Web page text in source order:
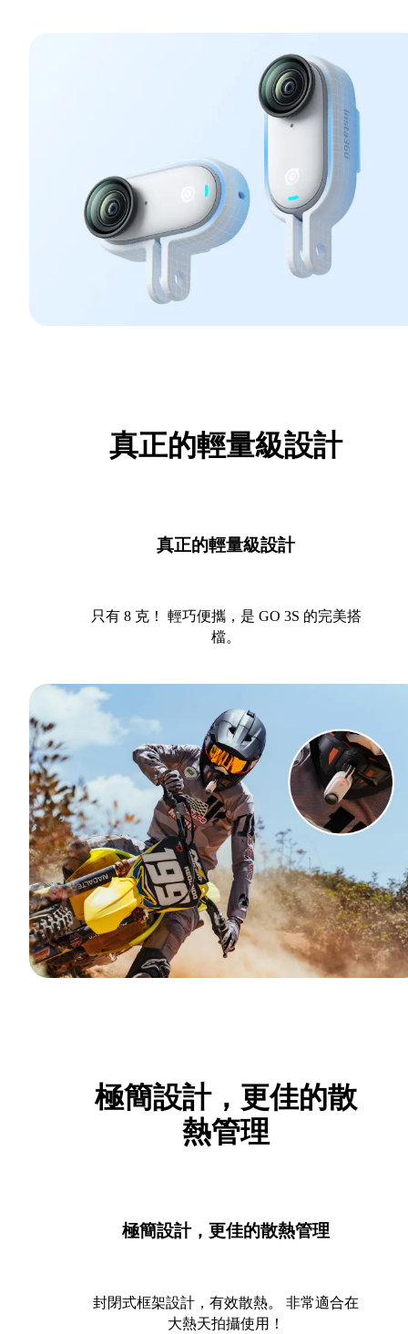
真正的輕量級設計
真正的輕量級設計
只有 8 克！ 輕巧便攜，是 GO 3S 的完美搭
檔。
極簡設計，更佳的散
熱管理
極簡設計，更佳的散熱管理
封閉式框架設計，有效散熱。 非常適合在
大熱天拍攝使用！